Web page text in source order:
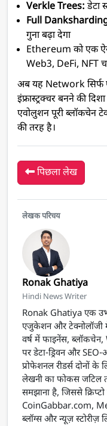
Verkle Trees:डेटा
Full
गुना बढ़ा देगा
Ethereum को एक
Web3, DeFi, NFT
अब यह Network सिर्फ
इंफ्रास्ट्रक्चर बनने की
एवोलुशन पूरी ब्लॉकचेन
की तरह है।
पिछला लेख
लेखक परिचय
Ronak Ghatiya
Hindi News Writer
Ronak Ghatiya एक
एजुकेशन और टेक्नोलॉजी
वर्ष में फाइनेंस,
पर डेटा-ड्रिवन और
प्रोफेशनल रीडर्स दोनों
लेखनी का फोकस जटिल
समझाना है, जिससे
CoinGabbar.com,
ब्लॉग्स और न्यूज़ स्टोरीज़